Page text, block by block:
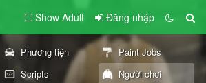
Show Adult Đăng nhập
Phương tiện
Paint Jobs
Scripts
Người chơi